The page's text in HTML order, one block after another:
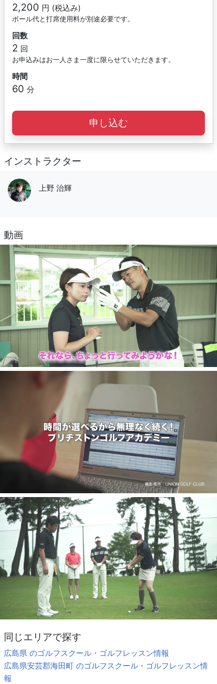
2,200 円 (税込み)
ボール代と打席使用料が別途必要です。
回数
2 回
お申込みはお一人さま一度に限らせていただきます。
時間
60 分
申し込む
インストラクター
上野 治輝
動画
同じエリアで探す
広島県 のゴルフスクール・ゴルフレッスン情報
広島県安芸郡海田町 のゴルフスクール・ゴルフレッスン情
報